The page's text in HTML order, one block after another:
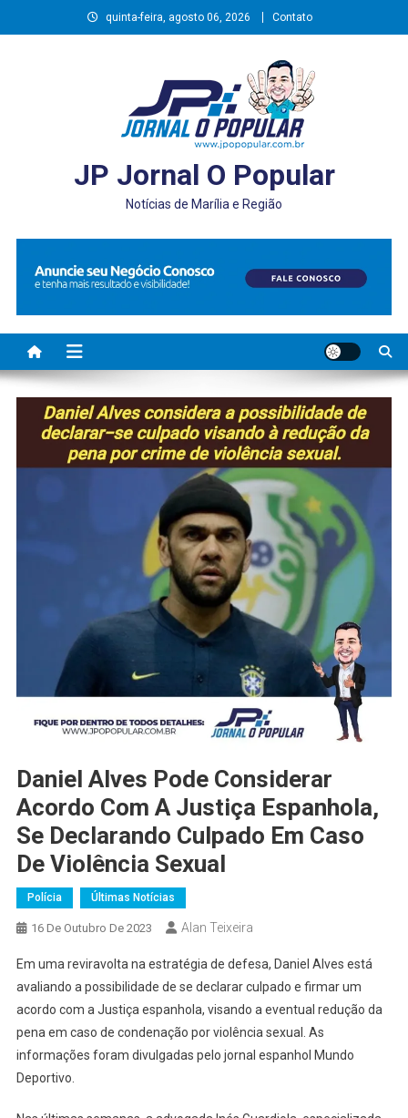
to
quinta-feira, agosto 06, 2026 Contato
JP Jornal O Popular
Notícias de Marília e Região
Daniel Alves Pode Considerar
Acordo Com A Justiça Espanhola,
Se Declarando Culpado Em Caso
De Violência Sexual
Polícia Últimas Notícias
16 De Outubro De 2023 Alan Teixeira
Em uma reviravolta na estratégia de defesa, Daniel Alves está
avaliando a possibilidade de se declarar culpado e firmar um
acordo com a Justiça espanhola, visando a eventual redução da
pena em caso de condenação por violência sexual. As
informações foram divulgadas pelo jornal espanhol Mundo
Deportivo.